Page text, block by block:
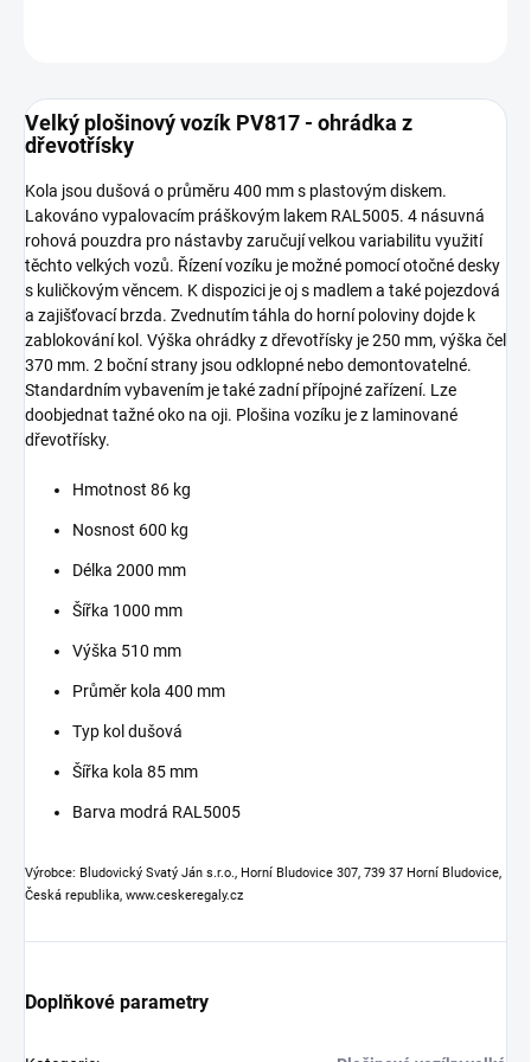
Velký plošinový vozík PV817 - ohrádka z
dřevotřísky
Kola jsou dušová o průměru 400 mm s plastovým diskem.
Lakováno vypalovacím práškovým lakem RAL5005. 4 násuvná
rohová pouzdra pro nástavby zaručují velkou variabilitu využití
těchto velkých vozů. Řízení vozíku je možné pomocí otočné desky
s kuličkovým věncem. K dispozici je oj s madlem a také pojezdová
a zajišťovací brzda. Zvednutím táhla do horní poloviny dojde k
zablokování kol. Výška ohrádky z dřevotřísky je 250 mm, výška čel
370 mm. 2 boční strany jsou odklopné nebo demontovatelné.
Standardním vybavením je také zadní přípojné zařízení. Lze
doobjednat tažné oko na oji. Plošina vozíku je z laminované
dřevotřísky.
Hmotnost 86 kg
Nosnost 600 kg
Délka 2000 mm
Šířka 1000 mm
Výška 510 mm
Průměr kola 400 mm
Typ kol dušová
Šířka kola 85 mm
Barva modrá RAL5005
Výrobce: Bludovický Svatý Ján s.r.o., Horní Bludovice 307, 739 37 Horní Bludovice,
Česká republika, www.ceskeregaly.cz
Doplňkové parametry